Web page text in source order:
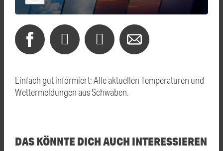
Einfach gut informiert: Alle aktuellen Temperaturen und
Wettermeldungen aus Schwaben.
DAS KÖNNTE DICH AUCH INTERESSIEREN